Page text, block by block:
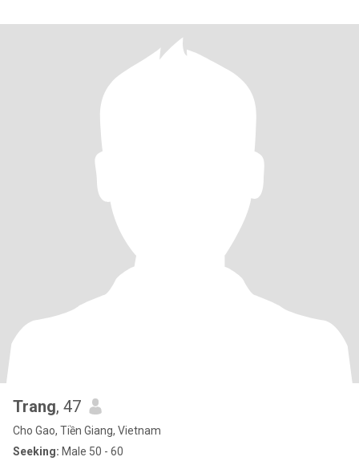
Trang, 47
Cho Gao, Tiền Giang, Vietnam
Seeking: Male 50 - 60